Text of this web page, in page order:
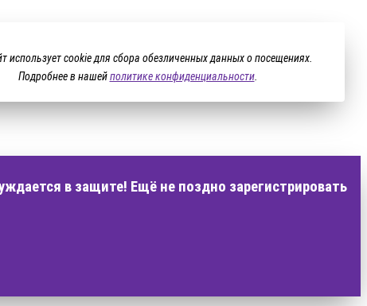
использует cookie для сбора обезличенных данных о посещениях.
Подробнее в нашейполитике конфиденциальности.
в защите! Ещё не поздно зарегистрировать